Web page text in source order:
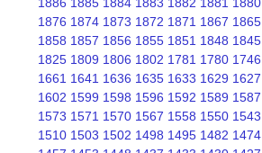
1876 1874 1873 1872 1871 1867 1865
1858 1857 1856 1855 1851 1848 1845
1825 1809 1806 1802 1781 1780 1746
1661 1641 1636 1635 1633 1629 1627
1602 1599 1598 1596 1592 1589 1587
1573 1571 1570 1567 1558 1550 1543
1510 1503 1502 1498 1495 1482 1474